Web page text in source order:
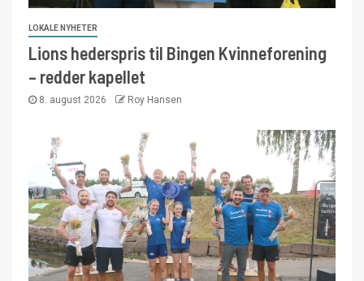
LOKALE NYHETER
Lions hederspris til Bingen Kvinneforening
– redder kapellet
8. august 2026 Roy Hansen